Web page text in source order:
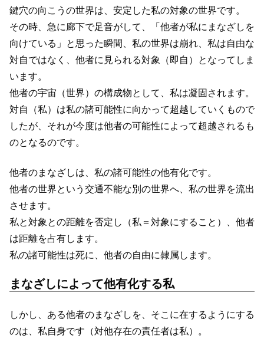
鍵穴の向こうの世界は、安定した私の対象の世界です。
その時、急に廊下で足音がして、「他者が私にまなざしを
向けている」と思った瞬間、私の世界は崩れ、私は自由な
対自ではなく、他者に見られる対象（即自）となってしま
います。
他者の宇宙（世界）の構成物として、私は凝固されます。
対自（私）は私の諸可能性に向かって超越していくもので
したが、それが今度は他者の可能性によって超越されるも
のとなるのです。
他者のまなざしは、私の諸可能性の他有化です。
他者の世界という交通不能な別の世界へ、私の世界を流出
させます。
私と対象との距離を否定し（私＝対象にすること）、他者
は距離を占有します。
私の諸可能性は死に、他者の自由に隷属します。
まなざしによって他有化する私
しかし、ある他者のまなざしを、そこに在するようにする
のは、私自身です（対他存在の責任者は私）。